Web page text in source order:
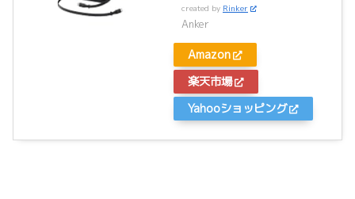
created by Rinker
Anker
Amazon
楽天市場
Yahooショッピング